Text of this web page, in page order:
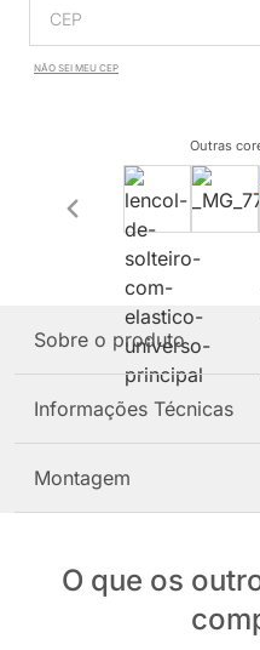
NÃO SEI MEU CEP
Outras
Sobre o produto
Informações Técnicas
Montagem
O que os